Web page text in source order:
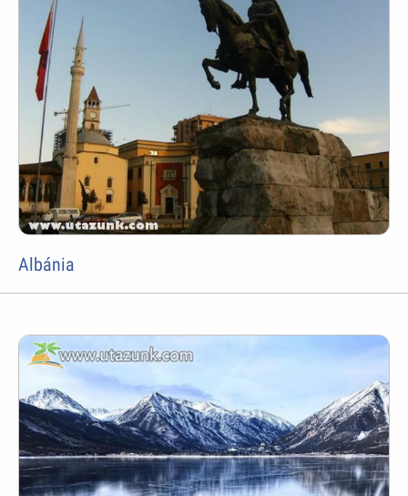
Albánia